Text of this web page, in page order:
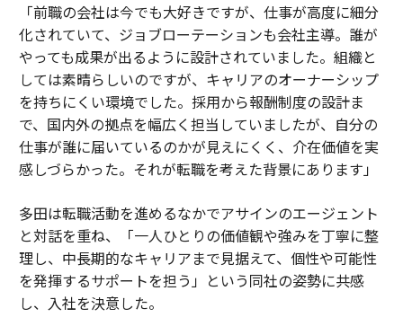
「前職の会社は今でも大好きですが、仕事が高度に細分
化されていて、ジョブローテーションも会社主導。誰が
やっても成果が出るように設計されていました。組織と
しては素晴らしいのですが、キャリアのオーナーシップ
を持ちにくい環境でした。採用から報酬制度の設計ま
で、国内外の拠点を幅広く担当していましたが、自分の
仕事が誰に届いているのかが見えにくく、介在価値を実
感しづらかった。それが転職を考えた背景にあります」
多田は転職活動を進めるなかでアサインのエージェント
と対話を重ね、「一人ひとりの価値観や強みを丁寧に整
理し、中長期的なキャリアまで見据えて、個性や可能性
を発揮するサポートを担う」という同社の姿勢に共感
し、入社を決意した。